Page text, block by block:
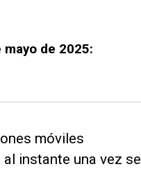
de 2025:
móviles
instante una vez se